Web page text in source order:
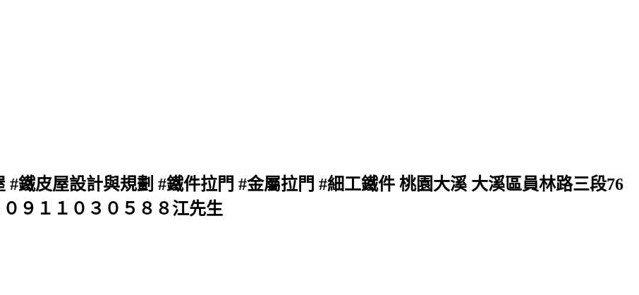
鐵皮屋設計與規劃 #鐵件拉門 #金屬拉門 #細工鐵件 桃園大溪 大溪區員林路三段76
９１１０３０５８８江先生